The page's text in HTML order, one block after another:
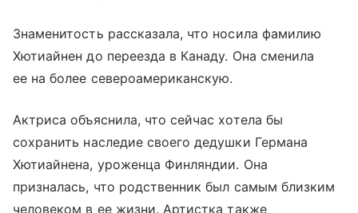
Знаменитость рассказала, что носила фамилию
Хютиайнен до переезда в Канаду. Она сменила
ее на более североамериканскую.
Актриса объяснила, что сейчас хотела бы
сохранить наследие своего дедушки Германа
Хютиайнена, уроженца Финляндии. Она
призналась, что родственник был самым близким
человеком в ее жизни. Артистка также